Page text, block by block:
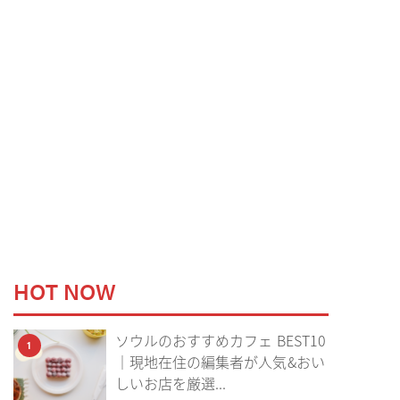
HOT NOW
1
ソウルのおすすめカフェ BEST10
｜現地在住の編集者が人気&おい
しいお店を厳選...